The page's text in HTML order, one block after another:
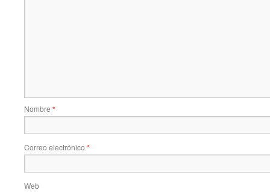
Nombre *
Correo electrónico *
Web